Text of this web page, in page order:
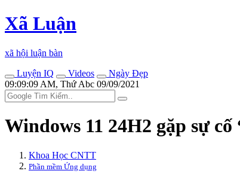
Xã Luận
xã hội luận bàn
Luyện IQ
Videos
Ngày Đẹp
09:09:09 AM, Thứ Abc 09/09/2021
Windows 11 24H2 gặp sự
Khoa Học CNTT
Phần mềm Ứng dụng